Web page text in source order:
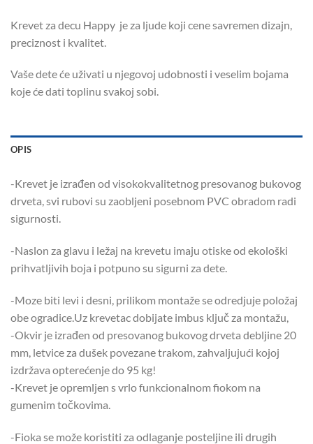
Krevet za decu Happy je za ljude koji cene savremen dizajn,
preciznost i kvalitet.
Vaše dete će uživati u njegovoj udobnosti i veselim bojama
koje će dati toplinu svakoj sobi.
OPIS
-Krevet je izrađen od visokokvalitetnog presovanog bukovog
drveta, svi rubovi su zaobljeni posebnom PVC obradom radi
sigurnosti.
-Naslon za glavu i ležaj na krevetu imaju otiske od ekološki
prihvatljivih boja i potpuno su sigurni za dete.
-Moze biti levi i desni, prilikom montaže se odredjuje položaj
obe ogradice.Uz krevetac dobijate imbus ključ za montažu,
-Okvir je izrađen od presovanog bukovog drveta debljine 20
mm, letvice za dušek povezane trakom, zahvaljujući kojoj
izdržava opterećenje do 95 kg!
-Krevet je opremljen s vrlo funkcionalnom fiokom na
gumenim točkovima.
-Fioka se može koristiti za odlaganje posteljine ili drugih